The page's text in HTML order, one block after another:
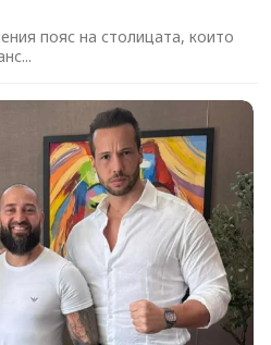
пояс на столицата, които